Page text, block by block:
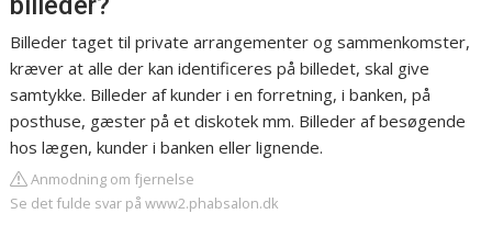
Billeder taget til private arrangementer og sammenkomster,
kræver at alle der kan identificeres på billedet, skal give
samtykke. Billeder af kunder i en forretning, i banken, på
posthuse, gæster på et diskotek mm. Billeder af besøgende
hos lægen, kunder i banken eller lignende.
Anmodning om fjernelse
Se det fulde svar på www2.phabsalon.dk